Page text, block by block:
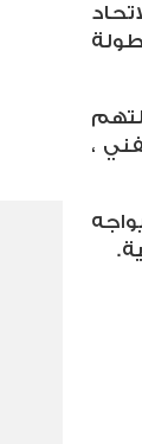
في دور الـ 16 من البطولة
،